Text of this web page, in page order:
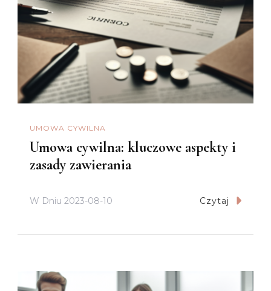
UMOWA CYWILNA
Umowa cywilna: kluczowe aspekty i
zasady zawierania
W Dniu 2023-08-10 Czytaj